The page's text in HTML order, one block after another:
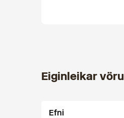
Eiginleikar vöru
Efni